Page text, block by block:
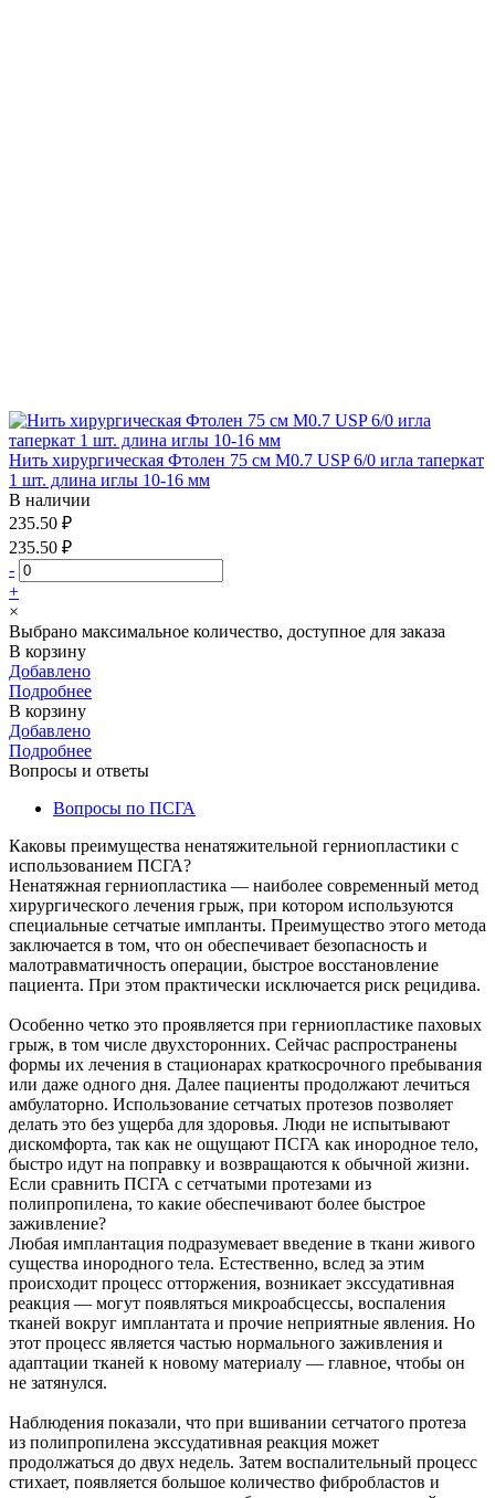
Нить хирургическая Фтолен 75 см М0.7 USP 6/0 игла таперкат
1 шт. длина иглы 10-16 мм
В наличии
235.50 ₽
235.50 ₽
-
+
×
Выбрано максимальное количество, доступное для заказа
В корзину
Добавлено
Подробнее
В корзину
Добавлено
Подробнее
Вопросы и ответы
Вопросы по ПСГА
Каковы преимущества ненатяжительной герниопластики с
использованием ПСГА?
Ненатяжная герниопластика — наиболее современный метод
хирургического лечения грыж, при котором используются
специальные сетчатые импланты. Преимущество этого метода
заключается в том, что он обеспечивает безопасность и
малотравматичность операции, быстрое восстановление
пациента. При этом практически исключается риск рецидива.
Особенно четко это проявляется при герниопластике паховых
грыж, в том числе двухсторонних. Сейчас распространены
формы их лечения в стационарах краткосрочного пребывания
или даже одного дня. Далее пациенты продолжают лечиться
амбулаторно. Использование сетчатых протезов позволяет
делать это без ущерба для здоровья. Люди не испытывают
дискомфорта, так как не ощущают ПСГА как инородное тело,
быстро идут на поправку и возвращаются к обычной жизни.
Если сравнить ПСГА с сетчатыми протезами из
полипропилена, то какие обеспечивают более быстрое
заживление?
Любая имплантация подразумевает введение в ткани живого
существа инородного тела. Естественно, вслед за этим
происходит процесс отторжения, возникает экссудативная
реакция — могут появляться микроабсцессы, воспаления
тканей вокруг имплантата и прочие неприятные явления. Но
этот процесс является частью нормального заживления и
адаптации тканей к новому материалу — главное, чтобы он
не затянулся.
Наблюдения показали, что при вшивании сетчатого протеза
из полипропилена экссудативная реакция может
продолжаться до двух недель. Затем воспалительный процесс
стихает, появляется большое количество фибробластов и